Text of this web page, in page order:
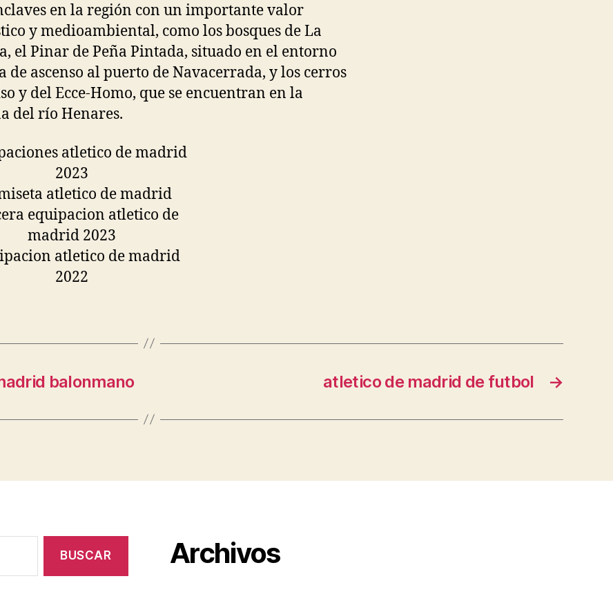
en la región con un importante valor
y medioambiental, como los bosques de La
el Pinar de Peña Pintada, situado en el entorno
de ascenso al puerto de Navacerrada, y los cerros
y del Ecce-Homo, que se encuentran en la
del río Henares.
balonmano →
atletico de madrid de futbol
Archivos